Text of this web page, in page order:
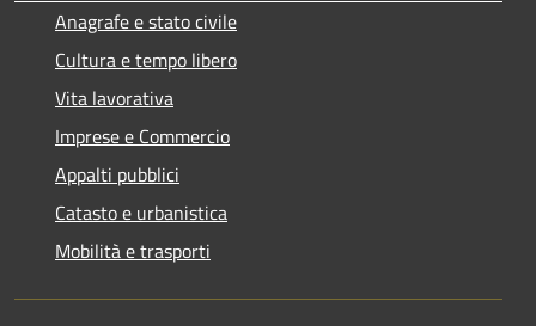
Anagrafe e stato civile
Cultura e tempo libero
Vita lavorativa
Imprese e Commercio
Appalti pubblici
Catasto e urbanistica
Mobilità e trasporti